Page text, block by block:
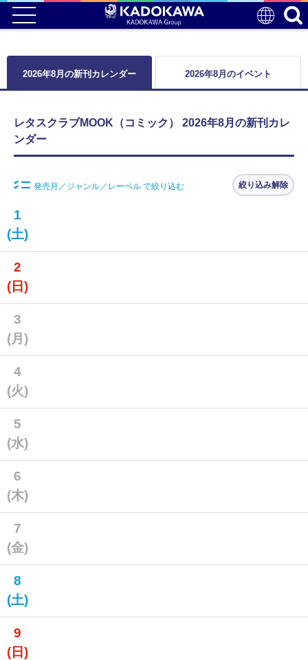
2026年8月の新刊カレンダー 2026年8月のイベント
レタスクラブMOOK（コミック） 2026年8月の新刊カレ
ンダー
発売月／ジャンル／レーベル で絞り込む 絞り込み解除
1
(土)
2
(日)
3
(月)
4
(火)
5
(水)
6
(木)
7
(金)
8
(土)
9
(日)